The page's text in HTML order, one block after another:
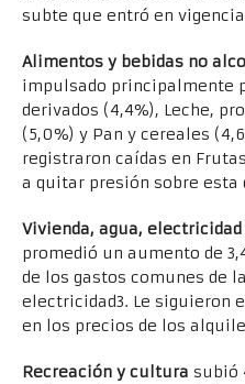
subte que entró en
Alimentos y bebidas no
impulsado principalmente
derivados (4,4%), Leche,
(5,0%) y Pan y cereales
registraron caídas en
a quitar presión sobre esta
Vivienda, agua,
promedió un aumento de
de los gastos comunes de
electricidad3. Le siguieron
en los precios de los
Recreación y cultura subió